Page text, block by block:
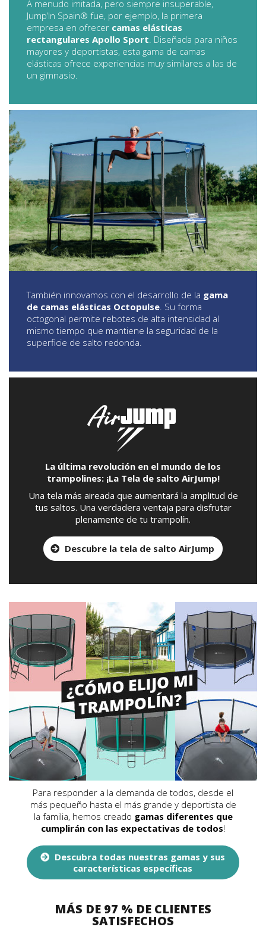
A menudo imitada, pero siempre insuperable,
Jump’In Spain® fue, por ejemplo, la primera
empresa en ofrecer camas elásticas
rectangulares Apollo Sport. Diseñada para niños
mayores y deportistas, esta gama de camas
elásticas ofrece experiencias muy similares a las de
un gimnasio.
También innovamos con el desarrollo de la gama
de camas elásticas Octopulse. Su forma
octogonal permite rebotes de alta intensidad al
mismo tiempo que mantiene la seguridad de la
superficie de salto redonda.
La última revolución en el mundo de los
trampolines: ¡La Tela de salto AirJump!
Una tela más aireada que aumentará la amplitud de
tus saltos. Una verdadera ventaja para disfrutar
plenamente de tu trampolín.
Descubre la tela de salto AirJump
Para responder a la demanda de todos, desde el
más pequeño hasta el más grande y deportista de
la familia, hemos creado gamas diferentes que
cumplirán con las expectativas de todos!
Descubra todas nuestras gamas y sus
características específicas
MÁS DE 97 % DE CLIENTES
SATISFECHOS